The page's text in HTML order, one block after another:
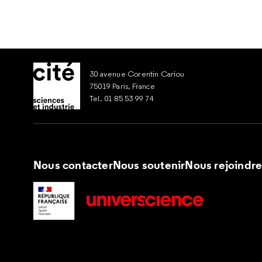
30 avenue Corentin Cariou
75019 Paris, France
Tel. 01 85 53 99 74
Nous contacterNous soutenirNous rejoindre